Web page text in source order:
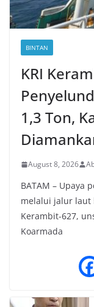
BINTAN
KRI
1,3 Ton,
August 8, 2026
BATAM – Upaya
melalui jalur laut
Kerambit-627,
Koarmada